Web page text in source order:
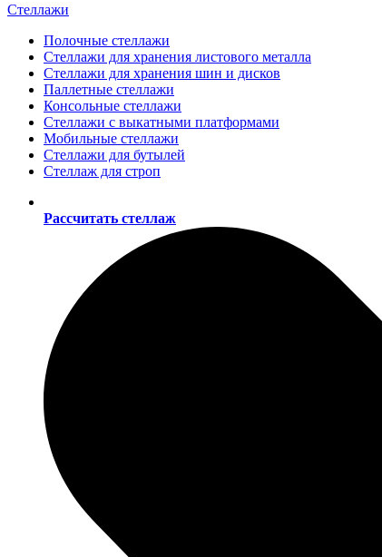
Стеллажи
Полочные стеллажи
Стеллажи для хранения листового металла
Стеллажи для хранения шин и дисков
Паллетные стеллажи
Консольные стеллажи
Стеллажи с выкатными платформами
Мобильные стеллажи
Стеллажи для бутылей
Стеллаж для строп
Рассчитать стеллаж